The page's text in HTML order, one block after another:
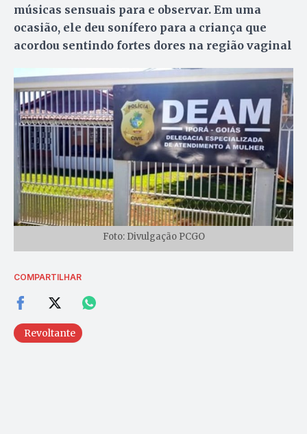
músicas sensuais para e observar. Em uma
ocasião, ele deu sonífero para a criança que
acordou sentindo fortes dores na região vaginal
Foto: Divulgação PCGO
COMPARTILHAR
Revoltante